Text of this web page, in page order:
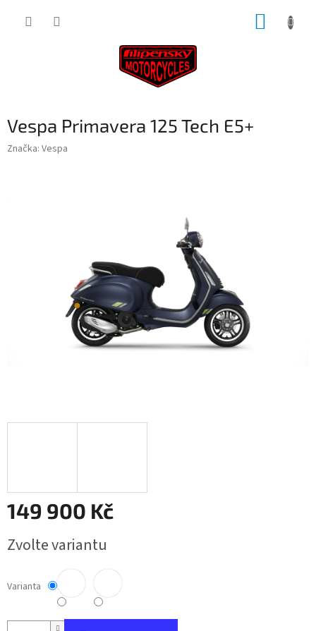
Vespa Primavera 125 Tech E5+
Značka: Vespa
149 900 Kč
cena:
Zvolte variantu
Varianta